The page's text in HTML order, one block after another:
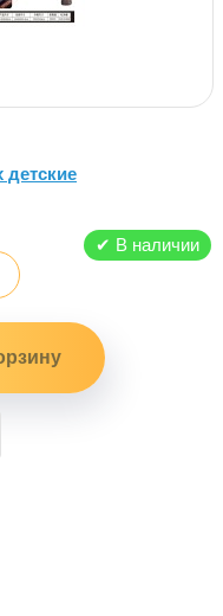
детские
✔ В наличии